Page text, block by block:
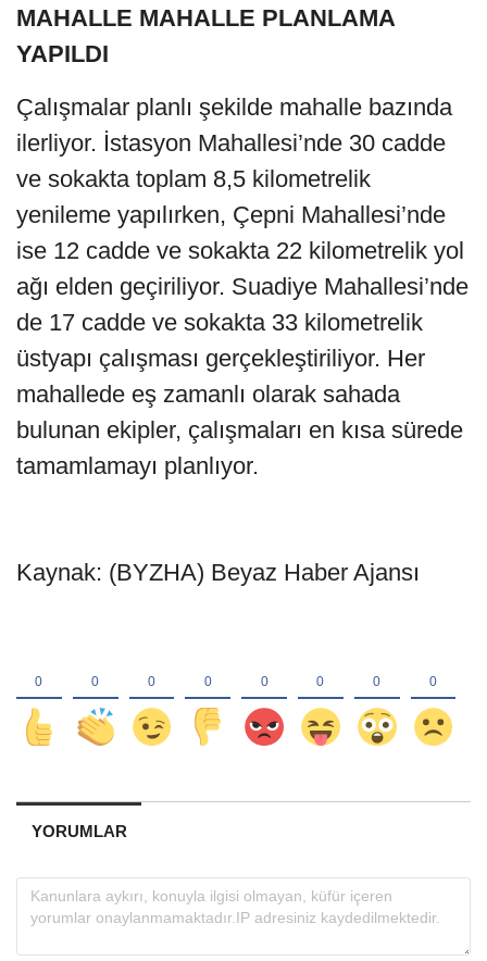
MAHALLE MAHALLE PLANLAMA
YAPILDI
Çalışmalar planlı şekilde mahalle bazında
ilerliyor. İstasyon Mahallesi’nde 30 cadde
ve sokakta toplam 8,5 kilometrelik
yenileme yapılırken, Çepni Mahallesi’nde
ise 12 cadde ve sokakta 22 kilometrelik yol
ağı elden geçiriliyor. Suadiye Mahallesi’nde
de 17 cadde ve sokakta 33 kilometrelik
üstyapı çalışması gerçekleştiriliyor. Her
mahallede eş zamanlı olarak sahada
bulunan ekipler, çalışmaları en kısa sürede
tamamlamayı planlıyor.
Kaynak: (BYZHA) Beyaz Haber Ajansı
YORUMLAR